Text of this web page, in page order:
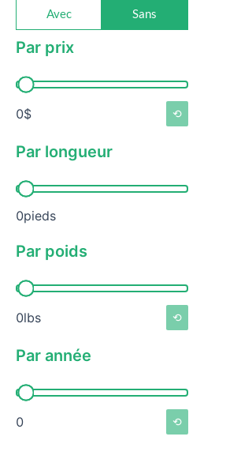
Avec Sans
Par prix
Par prix
0$ ⟲
Par longueur
Par longueur
0pieds
Par poids
Par poids
0lbs ⟲
Par année
Par année
0 ⟲